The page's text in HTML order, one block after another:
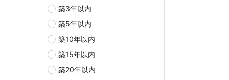
築3年以内
築5年以内
築10年以内
築15年以内
築20年以内